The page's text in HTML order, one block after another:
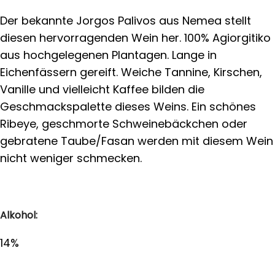
Der bekannte Jorgos Palivos aus Nemea stellt
diesen hervorragenden Wein her. 100% Agiorgitiko
aus hochgelegenen Plantagen. Lange in
Eichenfässern gereift. Weiche Tannine, Kirschen,
Vanille und vielleicht Kaffee bilden die
Geschmackspalette dieses Weins. Ein schönes
Ribeye, geschmorte Schweinebäckchen oder
gebratene Taube/Fasan werden mit diesem Wein
nicht weniger schmecken.
Alkohol:
14%